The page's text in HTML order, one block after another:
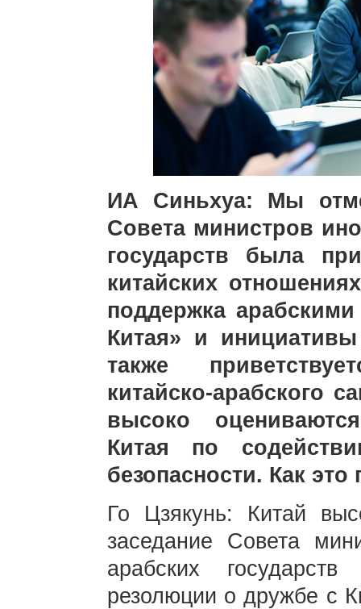
ИА Синьхуа: Мы
Совета министров
государств была
китайских
поддержка
Китая» и
также
китайско-арабского
высоко
Китая по
безопасности. Как
Го Цзякунь: Китай
заседание Совета
арабских
резолюции о дружбе с